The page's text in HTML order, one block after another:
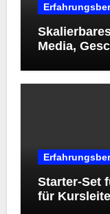
Media,
Starter‑Set
für